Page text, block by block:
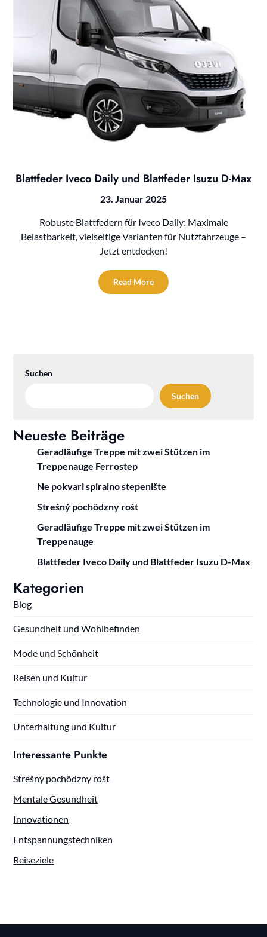
Blattfeder Iveco Daily und Blattfeder Isuzu D-Max
23. Januar 2025
Robuste Blattfedern für Iveco Daily: Maximale
Belastbarkeit, vielseitige Varianten für Nutzfahrzeuge –
Jetzt entdecken!
Read More
Suchen
Suchen
Neueste Beiträge
Geradläufige Treppe mit zwei Stützen im
Treppenauge Ferrostep
Ne pokvari spiralno stepenište
Strešný pochôdzny rošt
Geradläufige Treppe mit zwei Stützen im
Treppenauge
Blattfeder Iveco Daily und Blattfeder Isuzu D-Max
Kategorien
Blog
Gesundheit und Wohlbefinden
Mode und Schönheit
Reisen und Kultur
Technologie und Innovation
Unterhaltung und Kultur
Interessante Punkte
Strešný pochôdzny rošt
Mentale Gesundheit
Innovationen
Entspannungstechniken
Reiseziele